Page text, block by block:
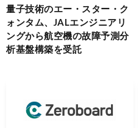
量子技術のエー・スター・ク
ォンタム、JALエンジニアリ
ングから航空機の故障予測分
析基盤構築を受託